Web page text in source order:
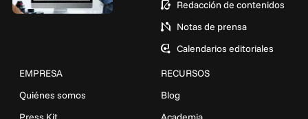
Redacción de contenidos
Notas de prensa
Calendarios editoriales
EMPRESA
Quiénes somos
RECURSOS
Blog